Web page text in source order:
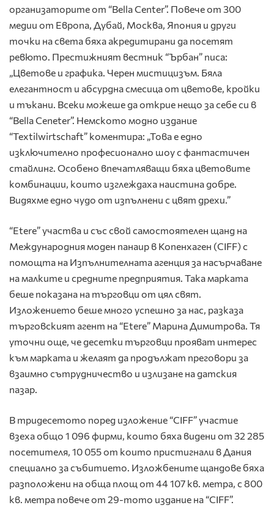
организаторите от “Bella Center”. Повече от 300
медии от Европа, Дубай, Москва, Япония и други
точки на света бяха акредитирани да посетят
ревюто. Престижният вестник “Ърбан” писа:
„Цветове и графика. Черен мистицизъм. Бяла
елегантност и абсурдна смесица от цветове, кройки
и тъкани. Всеки можеше да открие нещо за себе си в
“Bella Ceneter”. Немското модно издание
“Textilwirtschaft” коментира: „Това е едно
изключително професионално шоу с фантастичен
стайлинг. Особено впечатляващи бяха цветовите
комбинации, които изглеждаха наистина добре.
Видяхме едно чудо от изпълнени с цвят дрехи.”
“Etere” участва и със свой самостоятелен щанд на
Международния моден панаир в Копенхаген (CIFF) с
помощта на Изпълнителната агенция за насърчаване
на малките и средните предприятия. Така марката
беше показана на търговци от цял свят.
Изложението беше много успешно за нас, разказа
търговският агент на “Etere” Марина Димитрова. Тя
уточни още, че десетки търговци прояват интерес
към марката и желаят да продължат преговори за
взаимно сътрудничество и излизане на датския
пазар.
В тридесетото поред изложение “CIFF” участие
взеха общо 1 096 фирми, които бяха видени от 32 285
посетителя, 10 055 от които пристигнали в Дания
специално за събитието. Изложбените щандове бяха
разположени на обща площ от 44 107 кв. метра, с 800
кв. метра повече от 29-тото издание на “CIFF”.